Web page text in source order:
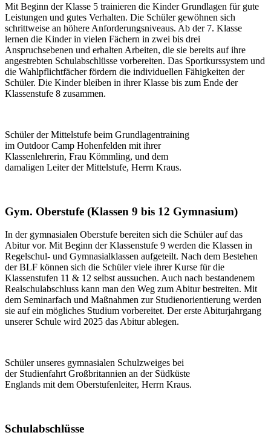
Mit Beginn der Klasse 5 trainieren die Kinder Grundlagen für gute
Leistungen und gutes Verhalten. Die Schüler gewöhnen sich
schrittweise an höhere Anforderungsniveaus. Ab der 7. Klasse
lernen die Kinder in vielen Fächern in zwei bis drei
Anspruchsebenen und erhalten Arbeiten, die sie bereits auf ihre
angestrebten Schulabschlüsse vorbereiten. Das Sportkurssystem und
die Wahlpflichtfächer fördern die individuellen Fähigkeiten der
Schüler. Die Kinder bleiben in ihrer Klasse bis zum Ende der
Klassenstufe 8 zusammen.
Schüler der Mittelstufe beim Grundlagentraining
im Outdoor Camp Hohenfelden mit ihrer
Klassenlehrerin, Frau Kömmling, und dem
damaligen Leiter der Mittelstufe, Herrn Kraus.
Gym. Oberstufe (Klassen 9 bis 12 Gymnasium)
In der gymnasialen Oberstufe bereiten sich die Schüler auf das
Abitur vor. Mit Beginn der Klassenstufe 9 werden die Klassen in
Regelschul- und Gymnasialklassen aufgeteilt. Nach dem Bestehen
der BLF können sich die Schüler viele ihrer Kurse für die
Klassenstufen 11 & 12 selbst aussuchen. Auch nach bestandenem
Realschulabschluss kann man den Weg zum Abitur bestreiten. Mit
dem Seminarfach und Maßnahmen zur Studienorientierung werden
sie auf ein mögliches Studium vorbereitet. Der erste Abiturjahrgang
unserer Schule wird 2025 das Abitur ablegen.
Schüler unseres gymnasialen Schulzweiges bei
der Studienfahrt Großbritannien an der Südküste
Englands mit dem Oberstufenleiter, Herrn Kraus.
Schulabschlüsse